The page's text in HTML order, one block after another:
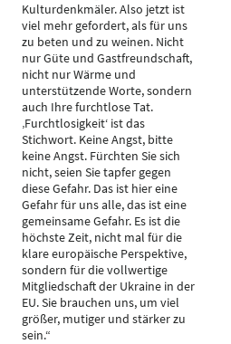
Kulturdenkmäler. Also jetzt ist
viel mehr gefordert, als für uns
zu beten und zu weinen. Nicht
nur Güte und Gastfreundschaft,
nicht nur Wärme und
unterstützende Worte, sondern
auch Ihre furchtlose Tat.
‚Furchtlosigkeit‘ ist das
Stichwort. Keine Angst, bitte
keine Angst. Fürchten Sie sich
nicht, seien Sie tapfer gegen
diese Gefahr. Das ist hier eine
Gefahr für uns alle, das ist eine
gemeinsame Gefahr. Es ist die
höchste Zeit, nicht mal für die
klare europäische Perspektive,
sondern für die vollwertige
Mitgliedschaft der Ukraine in der
EU. Sie brauchen uns, um viel
größer, mutiger und stärker zu
sein.“